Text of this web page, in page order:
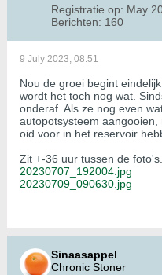
Registratie op: May
Berichten: 160
9 July 2023, 08:51
Nou de groei begint
wordt het toch nog wat.
onderaf. Als ze nog even
autopotsysteem
oid voor in het reservoir
Zit +-36 uur tussen de foto's.
20230707_192004.jpg
20230709_090630.jpg
Sinaasappel
Chronic Stoner